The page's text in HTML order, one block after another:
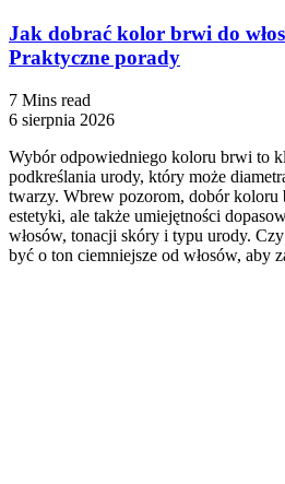
Jak dobrać kolor brwi do
Praktyczne porady
7 Mins read
6 sierpnia 2026
Wybór odpowiedniego koloru brwi to
podkreślania urody, który może
twarzy. Wbrew pozorom, dobór
estetyki, ale także umiejętności
włosów, tonacji skóry i typu urody.
być o ton ciemniejsze od włosów, aby